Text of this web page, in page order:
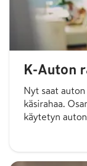
K-Auton
Nyt saat
käsirahaa.
käytetyn